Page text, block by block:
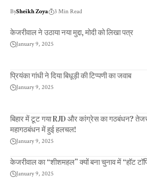
BySheikh Zoya 3 Min Read
केजरीवाल ने उठाया नया मुद्दा, मोदी को लिखा पत्र
January 9, 2025
प्रियंका गांधी ने दिया बिधूड़ी की टिप्पणी का जवाब
January 9, 2025
बिहार में टूट गया RJD और कांग्रेस का गठबंधन?
महागठबंधन में हुई हलचल!
January 9, 2025
केजरीवाल का “शीशमहल” क्यों बना चुनाव में “हॉट
January 9, 2025